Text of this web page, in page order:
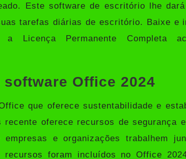
. Este software de escritório lhe
tarefas diárias de escritório. Baixe e
a Licença Permanente Completa
Office 2024
que oferece sustentabilidade e
recente oferece recursos de segurança
empresas e organizações trabalhem
recursos foram incluídos no Office